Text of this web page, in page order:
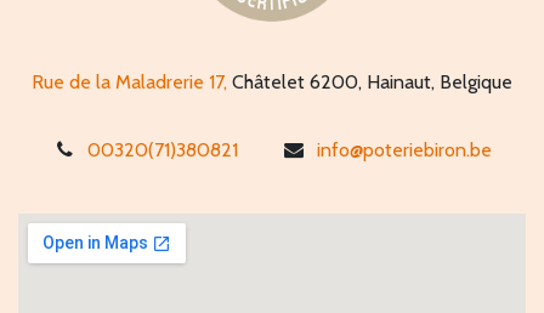
Rue de la Maladrerie 17, Châtelet 6200, Hainaut, Belgique
00320(71)380821 info@poteriebiron.be